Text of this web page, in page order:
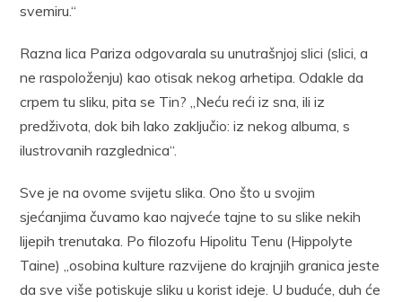
svemiru.“
Razna lica Pariza odgovarala su unutrašnjoj slici (slici, a
ne raspoloženju) kao otisak nekog arhetipa. Odakle da
crpem tu sliku, pita se Tin? „Neću reći iz sna, ili iz
predživota, dok bih lako zaključio: iz nekog albuma, s
ilustrovanih razglednica“.
Sve je na ovome svijetu slika. Ono što u svojim
sjećanjima čuvamo kao najveće tajne to su slike nekih
lijepih trenutaka. Po filozofu Hipolitu Tenu (Hippolyte
Taine) „osobina kulture razvijene do krajnjih granica jeste
da sve više potiskuje sliku u korist ideje. U buduće, duh će